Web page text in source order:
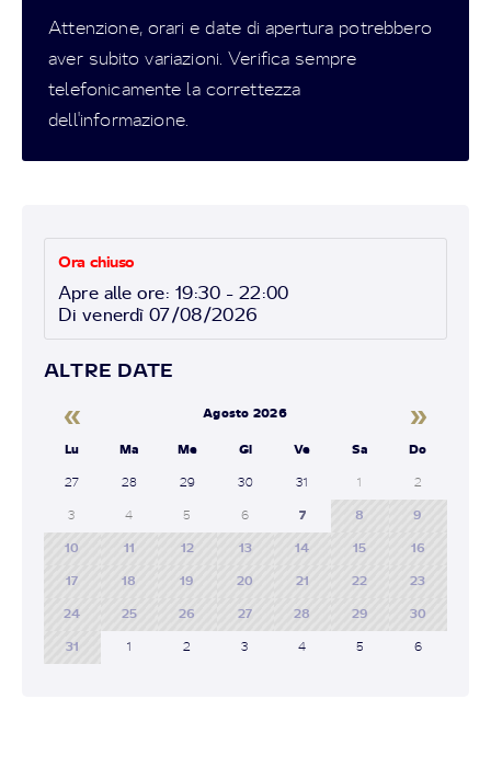
Attenzione, orari e date di apertura potrebbero
aver subito variazioni. Verifica sempre
telefonicamente la correttezza
dell'informazione.
Ora chiuso
Apre alle ore: 19:30 - 22:00
Di venerdì 07/08/2026
ALTRE DATE
« Agosto 2026 »
Lu Ma Me Gi Ve Sa Do
27 28 29 30 31 1 2
3 4 5 6 7 8 9
10 11 12 13 14 15 16
17 18 19 20 21 22 23
24 25 26 27 28 29 30
31 1 2 3 4 5 6